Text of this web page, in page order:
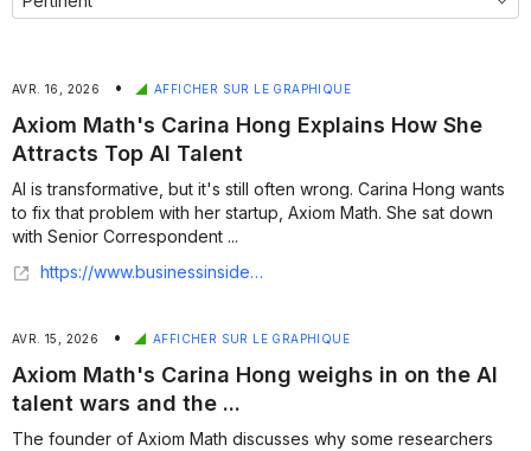
AVR. 16, 2026 • AFFICHER SUR LE GRAPHIQUE
Axiom Math's Carina Hong Explains How She
Attracts Top AI Talent
AI is transformative, but it's still often wrong. Carina Hong wants
to fix that problem with her startup, Axiom Math. She sat down
with Senior Correspondent ...
https://www.businessinsider.com/axiom-math-carina-hong-how-she-attracts-top-ai-talent-2026-4
AVR. 15, 2026 • AFFICHER SUR LE GRAPHIQUE
Axiom Math's Carina Hong weighs in on the AI
talent wars and the ...
The founder of Axiom Math discusses why some researchers